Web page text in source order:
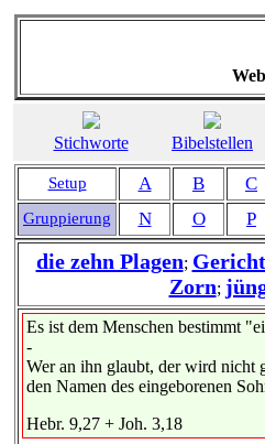
Stichworte Bibelstellen
Setup A B C
Gruppierung N O P
die zehn Plagen;
Zorn;
Es ist dem Menschen bestimmt
-
Wer an ihn glaubt, der wird nicht
den Namen des eingeborenen
Hebr. 9,27 + Joh. 3,18